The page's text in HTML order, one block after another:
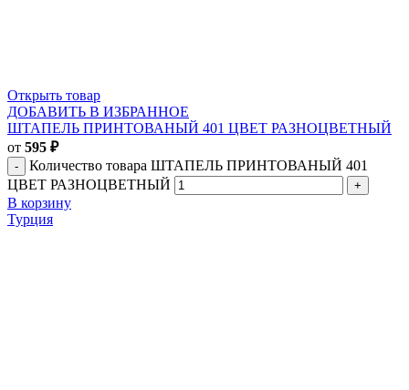
Открыть товар
ДОБАВИТЬ В ИЗБРАННОЕ
ШТАПЕЛЬ ПРИНТОВАНЫЙ 401 ЦВЕТ РАЗНОЦВЕТНЫЙ
от 595 ₽
Количество товара ШТАПЕЛЬ ПРИНТОВАНЫЙ 401
ЦВЕТ РАЗНОЦВЕТНЫЙ
В корзину
Турция